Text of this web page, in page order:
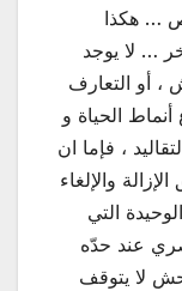
… هكذا
… لا يوجد
أو التعارف
أنماط الحياة و
، فإما ان
والإلغاء
التي
عند حدّه
لا يتوقف